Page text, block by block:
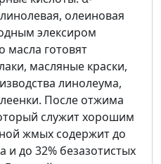
олеиновая
элексиром
масла готовят
масляные краски,
линолеума,
После отжима
служит хорошим
жмых содержит до
и до 32% безазотистых